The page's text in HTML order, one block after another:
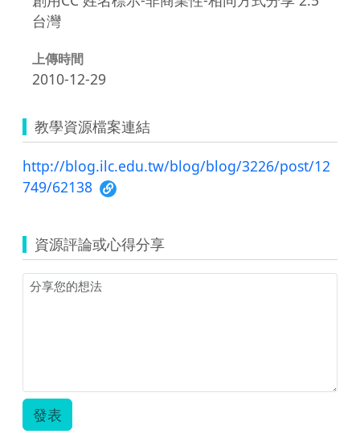
台灣
上傳時間
2010-12-29
教學資源檔案連結
http://blog.ilc.edu.tw/blog/blog/3226/post/12
749/62138
資源評論或心得分享
發表